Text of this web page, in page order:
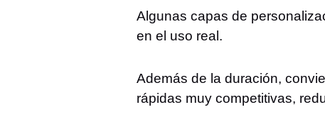
Algunas capas de
en el uso real.
Además de la duración,
rápidas muy competitivas,